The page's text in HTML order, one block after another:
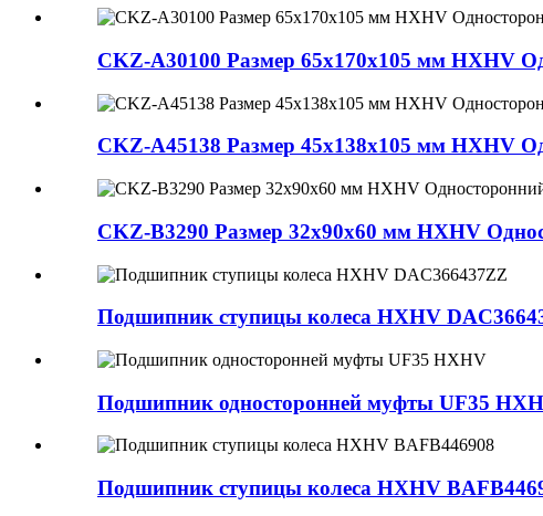
CKZ-A30100 Размер 65x170x105 мм HXHV
CKZ-A45138 Размер 45x138x105 мм HXHV
CKZ-B3290 Размер 32x90x60 мм HXHV
Подшипник ступицы колеса HXHV
Подшипник односторонней муфты UF35
Подшипник ступицы колеса HXHV